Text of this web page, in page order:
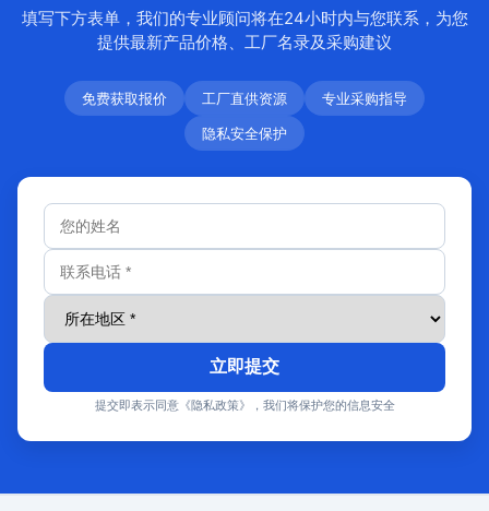
填写下方表单，我们的专业顾问将在24小时内与您联系，为您
提供最新产品价格、工厂名录及采购建议
免费获取报价 工厂直供资源
专业采购指导
隐私安全保护
立即提交
提交即表示同意《隐私政策》，我们将保护您的信息安全